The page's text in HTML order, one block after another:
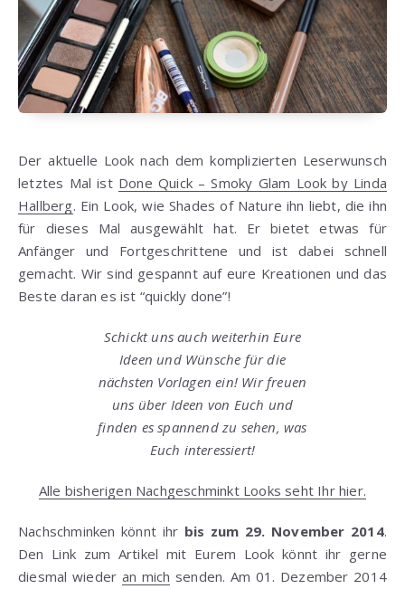
Der aktuelle Look nach dem komplizierten Leserwunsch
letztes Mal ist Done Quick – Smoky Glam Look by Linda
Hallberg. Ein Look, wie Shades of Nature ihn liebt, die ihn
für dieses Mal ausgewählt hat. Er bietet etwas für
Anfänger und Fortgeschrittene und ist dabei schnell
gemacht. Wir sind gespannt auf eure Kreationen und das
Beste daran es ist “quickly done”!
Schickt uns auch weiterhin Eure
Ideen und Wünsche für die
nächsten Vorlagen ein! Wir freuen
uns über Ideen von Euch und
finden es spannend zu sehen, was
Euch interessiert!
Alle bisherigen Nachgeschminkt Looks seht Ihr hier.
Nachschminken könnt ihr bis zum 29. November 2014.
Den Link zum Artikel mit Eurem Look könnt ihr gerne
diesmal wieder an mich senden. Am 01. Dezember 2014